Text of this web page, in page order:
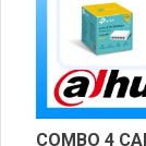
COMBO 4